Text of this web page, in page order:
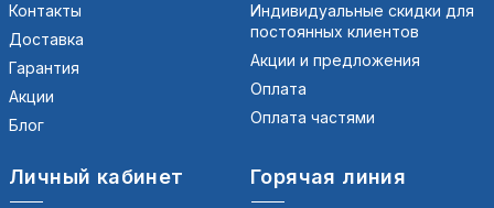
Контакты
Доставка
Гарантия
Акции
Блог
Индивидуальные скидки для
постоянных клиентов
Акции и предложения
Оплата
Оплата частями
Личный кабинет Горячая линия